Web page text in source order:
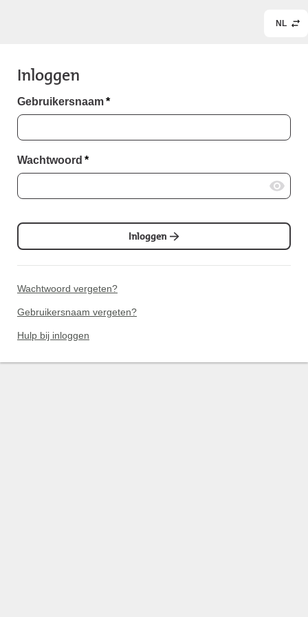
NL
Inloggen
Gebruikersnaam*
Wachtwoord *
Inloggen
Wachtwoord vergeten?
Gebruikersnaam vergeten?
Hulp bij inloggen